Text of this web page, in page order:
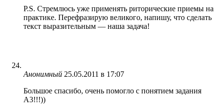
P.S. Стремлюсь уже применять риторические приемы на
практике. Перефразирую великого, напишу, что сделать
текст выразительным — наша задача!
Анонимный 25.05.2011 в 17:07
Большое спасибо, очень помогло с понятием задания
А3!!!))